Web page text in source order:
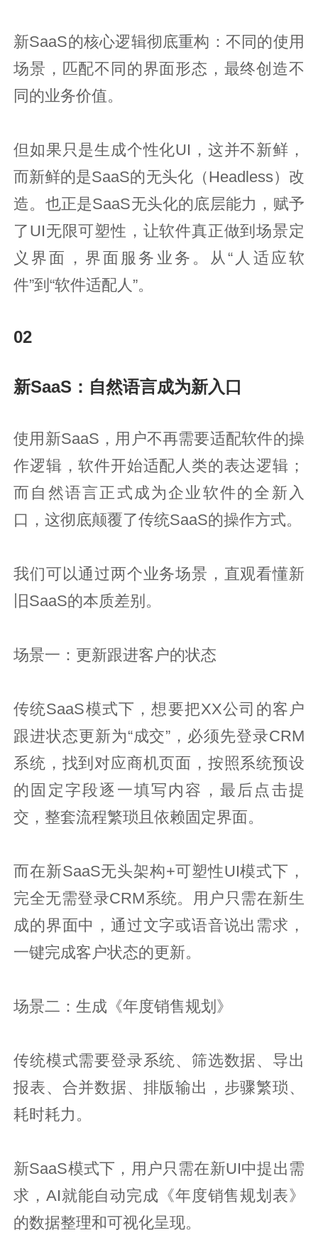
新SaaS的核心逻辑彻底重构：不同的使用
场景，匹配不同的界面形态，最终创造不
同的业务价值。
但如果只是生成个性化UI，这并不新鲜，
而新鲜的是SaaS的无头化（Headless）改
造。也正是SaaS无头化的底层能力，赋予
了UI无限可塑性，让软件真正做到场景定
义界面，界面服务业务。从“人适应软
件”到“软件适配人”。
02
新SaaS：自然语言成为新入口
使用新SaaS，用户不再需要适配软件的操
作逻辑，软件开始适配人类的表达逻辑；
而自然语言正式成为企业软件的全新入
口，这彻底颠覆了传统SaaS的操作方式。
我们可以通过两个业务场景，直观看懂新
旧SaaS的本质差别。
场景一：更新跟进客户的状态
传统SaaS模式下，想要把XX公司的客户
跟进状态更新为“成交”，必须先登录CRM
系统，找到对应商机页面，按照系统预设
的固定字段逐一填写内容，最后点击提
交，整套流程繁琐且依赖固定界面。
而在新SaaS无头架构+可塑性UI模式下，
完全无需登录CRM系统。用户只需在新生
成的界面中，通过文字或语音说出需求，
一键完成客户状态的更新。
场景二：生成《年度销售规划》
传统模式需要登录系统、筛选数据、导出
报表、合并数据、排版输出，步骤繁琐、
耗时耗力。
新SaaS模式下，用户只需在新UI中提出需
求，AI就能自动完成《年度销售规划表》
的数据整理和可视化呈现。